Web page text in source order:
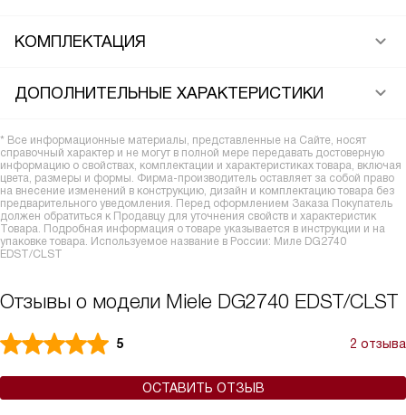
КОМПЛЕКТАЦИЯ
ДОПОЛНИТЕЛЬНЫЕ ХАРАКТЕРИСТИКИ
* Все информационные материалы, представленные на Сайте, носят
справочный характер и не могут в полной мере передавать достоверную
информацию о свойствах, комплектации и характеристиках товара, включая
цвета, размеры и формы. Фирма-производитель оставляет за собой право
на внесение изменений в конструкцию, дизайн и комплектацию товара без
предварительного уведомления. Перед оформлением Заказа Покупатель
должен обратиться к Продавцу для уточнения свойств и характеристик
Товара. Подробная информация о товаре указывается в инструкции и на
упаковке товара. Используемое название в России: Миле DG2740
EDST/CLST
Отзывы о модели Miele DG2740 EDST/CLST
5 2 отзыва
ОСТАВИТЬ ОТЗЫВ